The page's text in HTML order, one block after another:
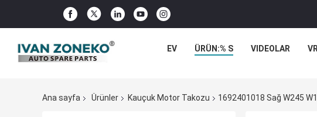
EV ÜRÜN:% S VIDEOLAR
Ana sayfa Ürünler Kauçuk Motor Takozu 1692401018 Sağ W245